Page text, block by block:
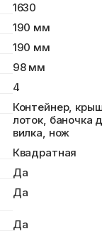
1630
190 мм
190 мм
98 мм
4
Контейнер,
лоток, баночка
вилка, нож
Квадратная
Да
Да
Да